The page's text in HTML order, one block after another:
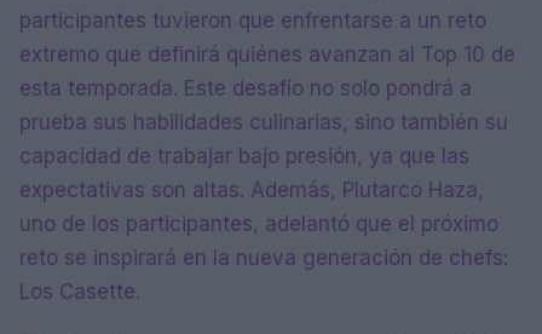
participantes tuvieron que enfrentarse a un reto
extremo que definirá quiénes avanzan al Top 10 de
esta temporada. Este desafío no solo pondrá a
prueba sus habilidades culinarias, sino también su
capacidad de trabajar bajo presión, ya que las
expectativas son altas. Además, Plutarco Haza,
uno de los participantes, adelantó que el próximo
reto se inspirará en la nueva generación de chefs:
Los Casette.